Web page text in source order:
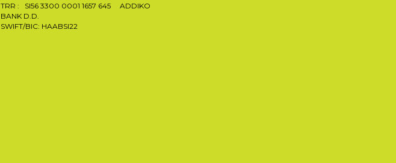
TRR : SI56 3300 0001 1657 645 ADDIKO
BANK D.D.
SWIFT/BIC: HAABSI22